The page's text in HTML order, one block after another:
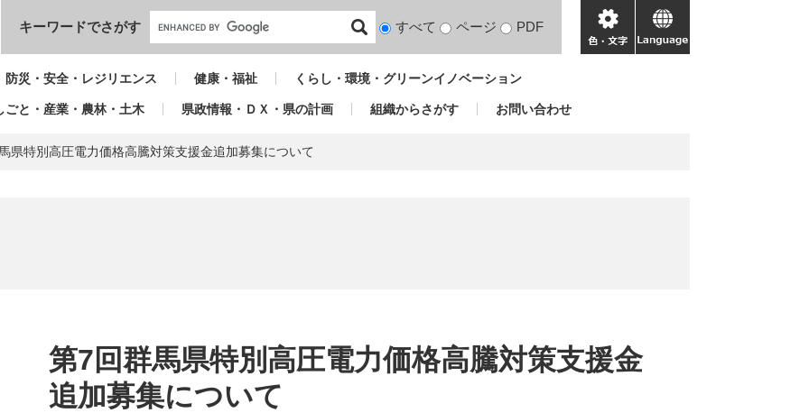
本文へ
キーワードでさがす
検
対
すべて ページ PDF
色・
文
language
防災・安全・レジリエンス 健康・福祉 くらし・環境・グリーンイノベーション
ごと・産業・農林・土木 県政情報・ＤＸ・県の計画 組織からさがす お問い合わせ
県特別高圧電力価格高騰対策支援金追加募集について
第7回群馬県特別高圧電力価格高騰対策支援金
追加募集について